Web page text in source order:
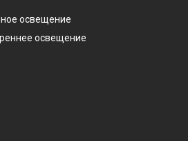
освещение
освещение